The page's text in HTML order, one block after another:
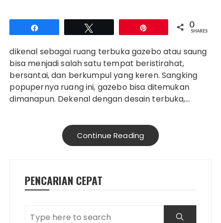
0
SHARES
dikenal sebagai ruang terbuka gazebo atau saung
bisa menjadi salah satu tempat beristirahat,
bersantai, dan berkumpul yang keren. Sangking
popupernya ruang ini, gazebo bisa ditemukan
dimanapun. Dekenal dengan desain terbuka,…
Continue Reading
PENCARIAN CEPAT